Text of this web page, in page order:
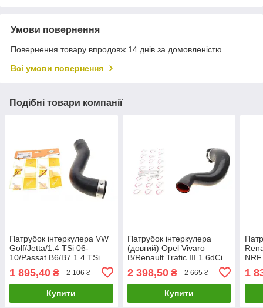
Умови повернення
Повернення товару впродовж 14 днів за домовленістю
Всі умови повернення
Подібні товари компанії
Патрубок інтеркулера VW
Golf/Jetta/1.4 TSi 06-
10/Passat B6/B7 1.4 TSi
09-10 NRF 166099 UA61
1 895,40 ₴ 2 106 ₴
Купити
Патрубок інтеркулера
(довгий) Opel Vivaro
B/Renault Trafic III 1.6dCi
14- ROTWEISS RWS2514
UA61
2 398,50₴ 2 665 ₴
Купити
1